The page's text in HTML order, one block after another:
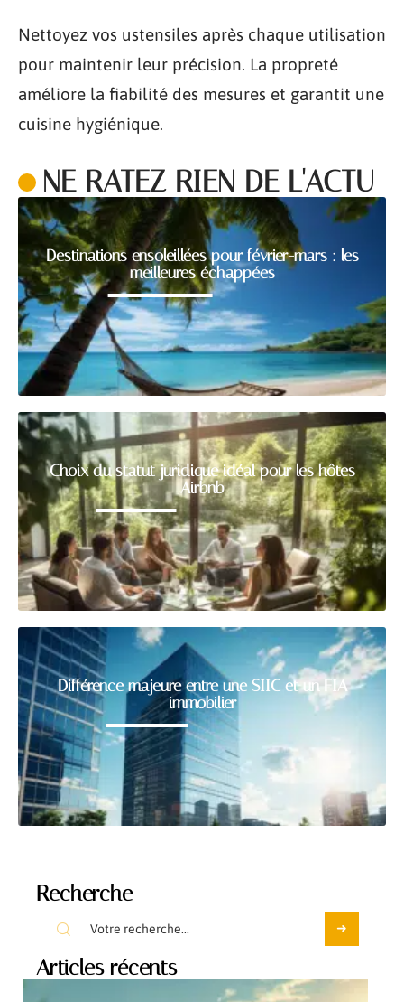
Nettoyez vos ustensiles après chaque utilisation
pour maintenir leur précision. La propreté
améliore la fiabilité des mesures et garantit une
cuisine hygiénique.
NE RATEZ RIEN DE L'ACTU
Destinations ensoleillées pour février-mars : les
meilleures échappées
Choix du statut juridique idéal pour les hôtes
Airbnb
Différence majeure entre une SIIC et un FIA
immobilier
Recherche
Articles récents